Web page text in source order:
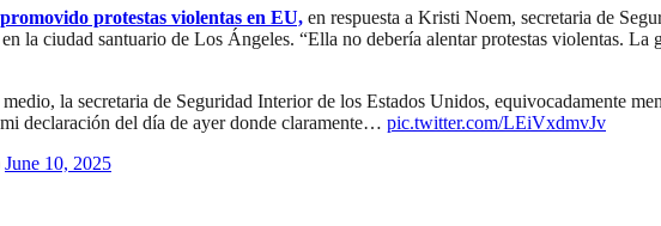
protestas violentas en EU, en respuesta a Kristi Noem, secretaria de
la ciudad santuario de Los Ángeles. “Ella no debería alentar protestas violentas.
la secretaria de Seguridad Interior de los Estados Unidos, equivocadamente
declaración del día de ayer donde claramente… pic.twitter.com/LEiVxdmvJv
June 10, 2025